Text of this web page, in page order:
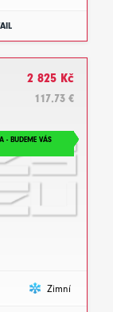
2 825 Kč
117.73 €
- BUDEME VÁS
Zimní